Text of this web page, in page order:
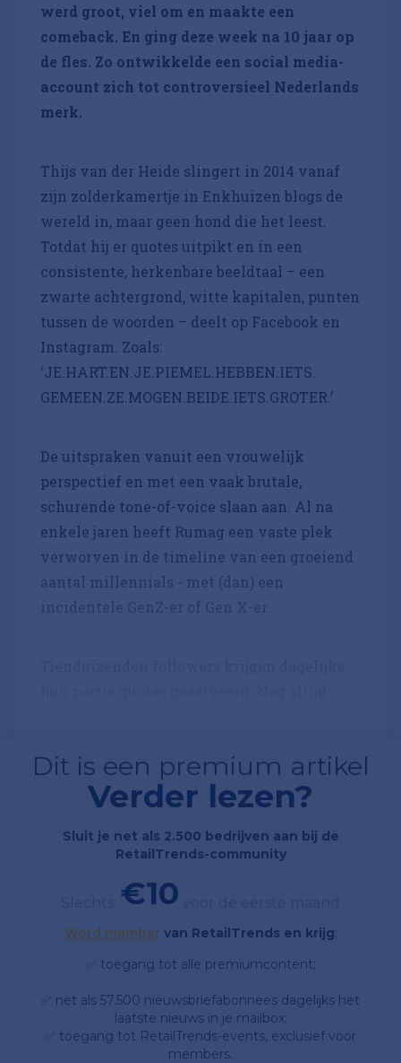
werd groot, viel om en maakte een
comeback. En ging deze week na 10 jaar op
de fles. Zo ontwikkelde een social media-
account zich tot controversieel Nederlands
merk.
Thijs van der Heide slingert in 2014 vanaf
zijn zolderkamertje in Enkhuizen blogs de
wereld in, maar geen hond die het leest.
Totdat hij er quotes uitpikt en in een
consistente, herkenbare beeldtaal – een
zwarte achtergrond, witte kapitalen, punten
tussen de woorden – deelt op Facebook en
Instagram. Zoals:
‘JE.HART.EN.JE.PIEMEL.HEBBEN.IETS.
GEMEEN.ZE.MOGEN.BEIDE.IETS.GROTER.’
De uitspraken vanuit een vrouwelijk
perspectief en met een vaak brutale,
schurende tone-of-voice slaan aan. Al na
enkele jaren heeft Rumag een vaste plek
verworven in de timeline van een groeiend
aantal millennials - met (dan) een
incidentele GenZ-er of Gen X-er.
Dit is een premium artikel
Verder lezen?
Sluit je net als 2.500 bedrijven aan bij de
RetailTrends-community
€10
Word member van RetailTrends en krijg;
✅ toegang tot alle premiumcontent;
✅ net als 57.500 nieuwsbriefabonnees dagelijks het
laatste nieuws in je mailbox;
✅ toegang tot RetailTrends-events, exclusief voor
members.